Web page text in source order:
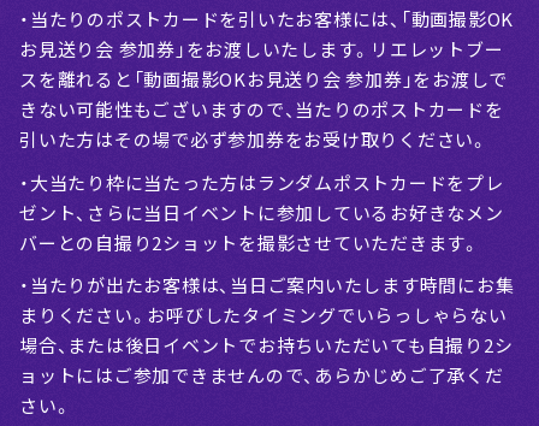
・当たりのポストカードを引いたお客様には、「動画撮影OK
お見送り会 参加券」をお渡しいたします。リエレットブー
スを離れると「動画撮影OKお見送り会 参加券」をお渡しで
きない可能性もございますので、当たりのポストカードを
引いた方はその場で必ず参加券をお受け取りください。
・大当たり枠に当たった方はランダムポストカードをプレ
ゼント、さらに当日イベントに参加しているお好きなメン
バーとの自撮り2ショットを撮影させていただきます。
・当たりが出たお客様は、当日ご案内いたします時間にお集
まりください。お呼びしたタイミングでいらっしゃらない
場合、または後日イベントでお持ちいただいても自撮り2シ
ョットにはご参加できませんので、あらかじめご了承くだ
さい。